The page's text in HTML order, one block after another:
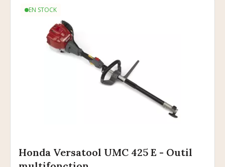
EN STOCK
Honda Versatool UMC 425 E - Outil